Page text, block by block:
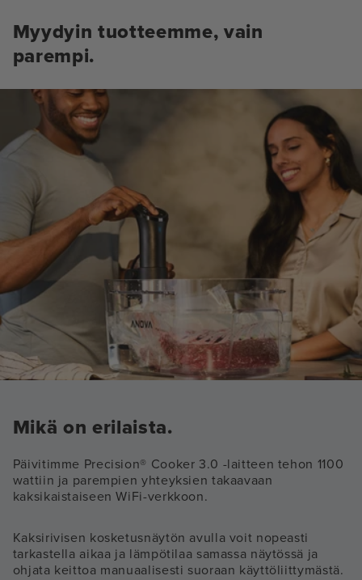
Myydyin tuotteemme, vain
parempi.
Mikä on erilaista.
Päivitimme Precision® Cooker 3.0 -laitteen tehon 1100
wattiin ja parempien yhteyksien takaavaan
kaksikaistaiseen WiFi-verkkoon.
Kaksirivisen kosketusnäytön avulla voit nopeasti
tarkastella aikaa ja lämpötilaa samassa näytössä ja
ohjata keittoa manuaalisesti suoraan käyttöliittymästä.